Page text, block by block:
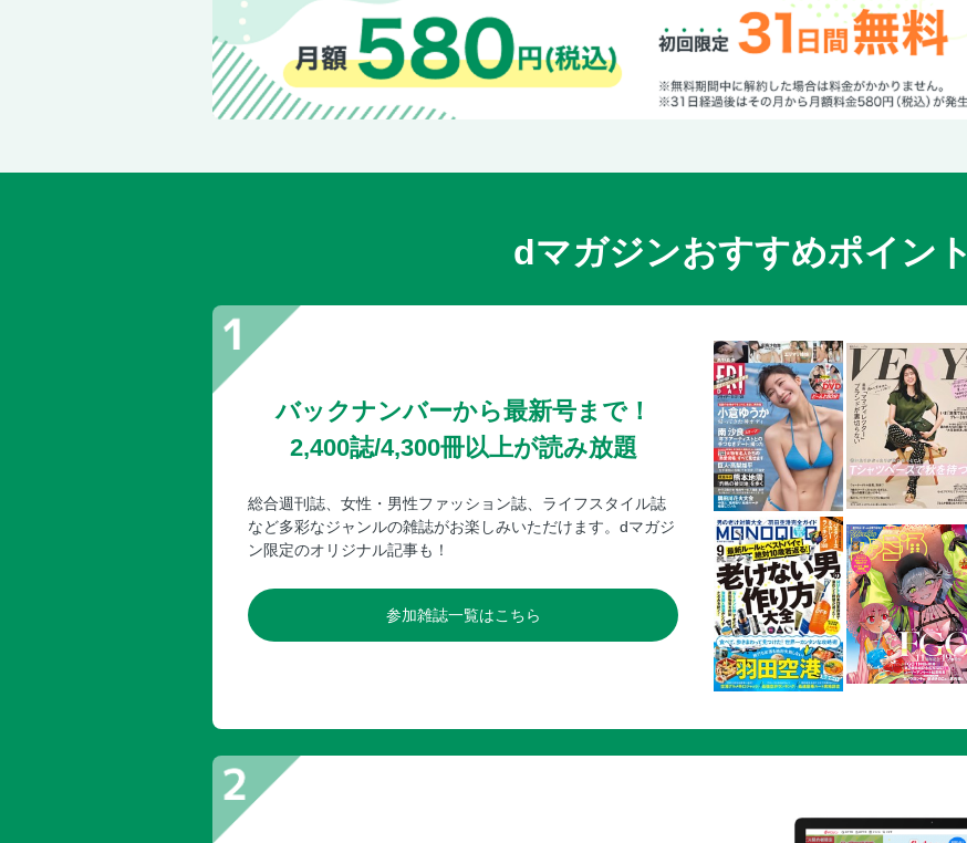
dマガジンおすすめポイント
バックナンバーから最新号まで！
2,400誌/4,300冊以上が読み放題
総合週刊誌、女性・男性ファッション誌、ライフスタイル誌
など多彩なジャンルの雑誌がお楽しみいただけます。dマガジ
ン限定のオリジナル記事も！
参加雑誌一覧はこちら